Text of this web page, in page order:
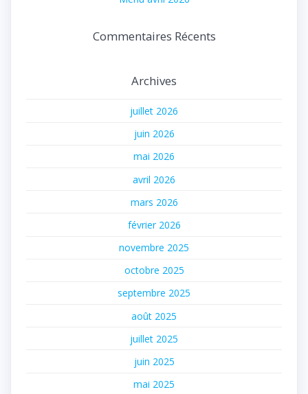
Commentaires Récents
Archives
juillet 2026
juin 2026
mai 2026
avril 2026
mars 2026
février 2026
novembre 2025
octobre 2025
septembre 2025
août 2025
juillet 2025
juin 2025
mai 2025